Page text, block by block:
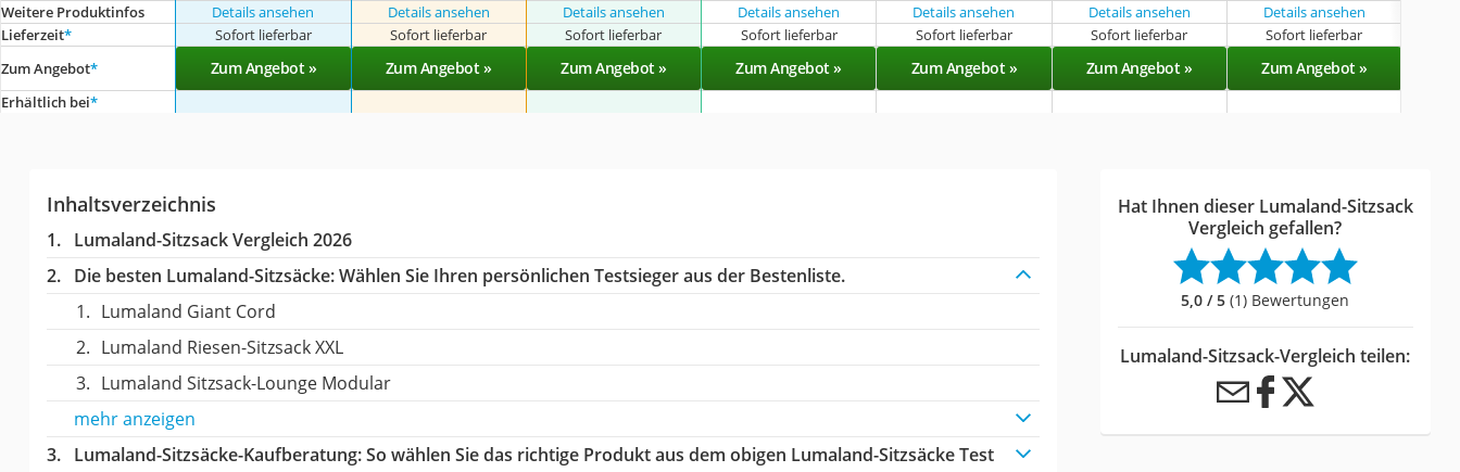
Weitere Produktinfos Details ansehen Details ansehen Details ansehen Details ansehen Details ansehen Details ansehen
Details ansehen
Lieferzeit* Sofort lieferbar Sofort lieferbar Sofort lieferbar Sofort lieferbar Sofort lieferbar Sofort lieferbar Sofort lieferbar
Zum Angebot* Zum Angebot » Zum Angebot » Zum Angebot » Zum Angebot » Zum Angebot » Zum Angebot » Zum Angebot »
Erhältlich bei*
Inhaltsverzeichnis
Lumaland-Sitzsack Vergleich 2026
Die besten Lumaland-Sitzsäcke:Wählen Sie Ihren persönlichen Testsieger aus der Bestenliste.
Lumaland Giant Cord
Lumaland Riesen-Sitzsack XXL
Lumaland Sitzsack-Lounge Modular
mehr anzeigen
Lumaland-Sitzsäcke-Kaufberatung: So wählen Sie das richtige Produkt aus dem obigen Lumaland-Sitzsäcke Test
Hat Ihnen dieser Lumaland-Sitzsack
Vergleich gefallen?
5,0 / 5 (1) Bewertungen
Lumaland-Sitzsack-Vergleich teilen: